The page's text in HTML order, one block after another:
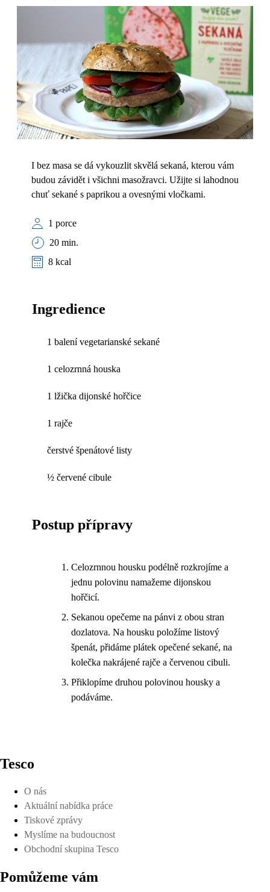
I bez masa se dá vykouzlit skvělá sekaná, kterou vám
budou závidět i všichni masožravci. Užijte si lahodnou
chuť sekané s paprikou a ovesnými vločkami.
1 porce
20 min.
8 kcal
Ingredience
1 balení vegetarianské sekané
1 celozrnná houska
1 lžička dijonské hořčice
1 rajče
čerstvé špenátové listy
½ červené cibule
Postup přípravy
Celozrnnou housku podélně rozkrojíme a
jednu polovinu namažeme dijonskou
hořčicí.
Sekanou opečeme na pánvi z obou stran
dozlatova. Na housku položíme listový
špenát, přidáme plátek opečené sekané, na
kolečka nakrájené rajče a červenou cibuli.
Přiklopíme druhou polovinou housky a
podáváme.
Tesco
O nás
Aktuální nabídka práce
Tiskové zprávy
Myslíme na budoucnost
Obchodní skupina Tesco
Pomůžeme vám